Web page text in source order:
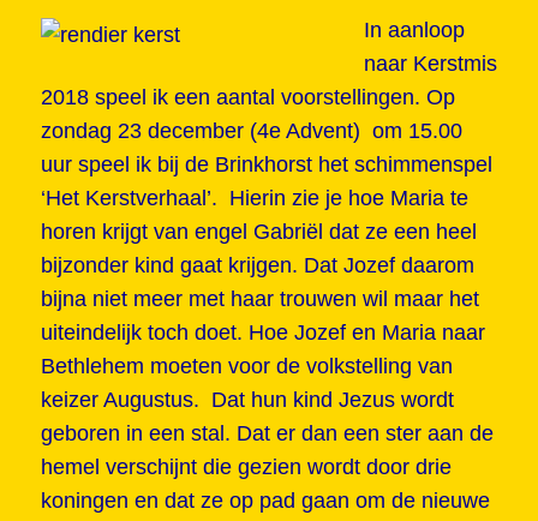
In aanloop
naar Kerstmis
2018 speel ik een aantal voorstellingen. Op
zondag 23 december (4e Advent) om 15.00
uur speel ik bij de Brinkhorst het schimmenspel
‘Het Kerstverhaal’. Hierin zie je hoe Maria te
horen krijgt van engel Gabriël dat ze een heel
bijzonder kind gaat krijgen. Dat Jozef daarom
bijna niet meer met haar trouwen wil maar het
uiteindelijk toch doet. Hoe Jozef en Maria naar
Bethlehem moeten voor de volkstelling van
keizer Augustus. Dat hun kind Jezus wordt
geboren in een stal. Dat er dan een ster aan de
hemel verschijnt die gezien wordt door drie
koningen en dat ze op pad gaan om de nieuwe